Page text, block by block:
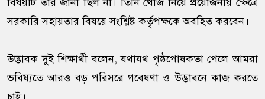
সরকারি সহায়তার বিষয়ে সংশ্লিষ্ট কর্তৃপক্ষকে অবহিত করবেন।
উদ্ভাবক দুই শিক্ষার্থী বলেন, যথাযথ পৃষ্ঠপোষকতা পেলে আমরা
ভবিষ্যতে আরও বড় পরিসরে গবেষণা ও উদ্ভাবনে কাজ করতে